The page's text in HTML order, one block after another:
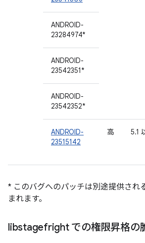
ANDROID-
23284974*
ANDROID-
23542351*
ANDROID-
23542352*
ANDROID-
23515142
高 5.1
* このバグへのパッチは別途提供され
まれます。
libstagefright での権限昇格の